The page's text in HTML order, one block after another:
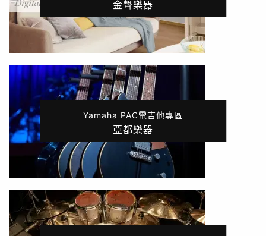
金聲樂器
Yamaha PAC電吉他專區
亞都樂器